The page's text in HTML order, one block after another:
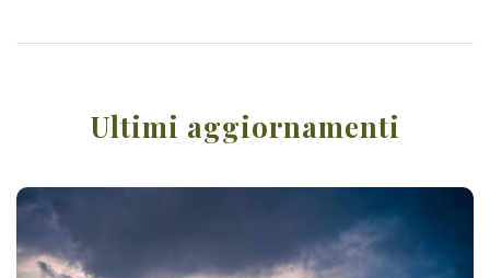
Ultimi aggiornamenti